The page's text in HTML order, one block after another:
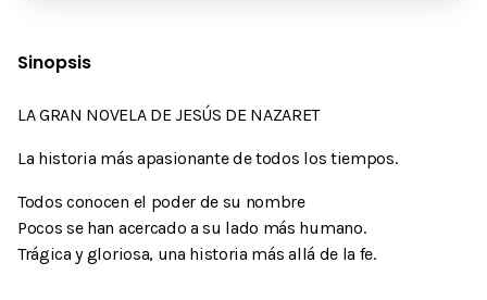
Sinopsis
LA GRAN NOVELA DE JESÚS DE NAZARET
La historia más apasionante de todos los tiempos.
Todos conocen el poder de su nombre
Pocos se han acercado a su lado más humano.
Trágica y gloriosa, una historia más allá de la fe.